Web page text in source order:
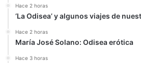
Hace 2 horas
‘La Odisea’ y algunos viajes de
Hace 2 horas
María José Solano: Odisea erótica
Hace 3 horas